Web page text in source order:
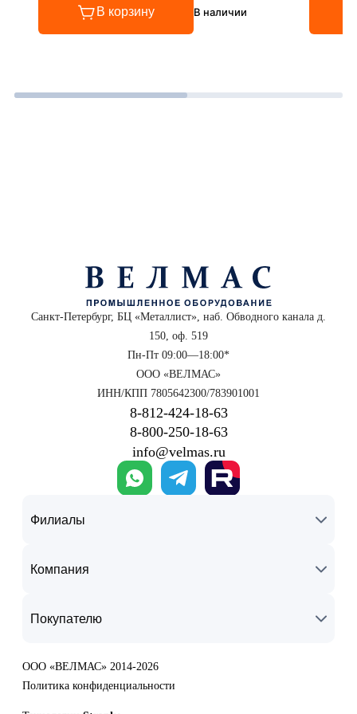
В корзину В наличии
Санкт-Петербург, БЦ «Металлист», наб. Обводного канала д.
150, оф. 519
Пн-Пт 09:00—18:00*
ООО «ВЕЛМАС»
ИНН/КПП 7805642300/783901001
8‑812‑424‑18‑63
8‑800‑250‑18‑63
info@velmas.ru
Филиалы
Компания
Покупателю
ООО «ВЕЛМАС» 2014-2026
Политика конфиденциальности